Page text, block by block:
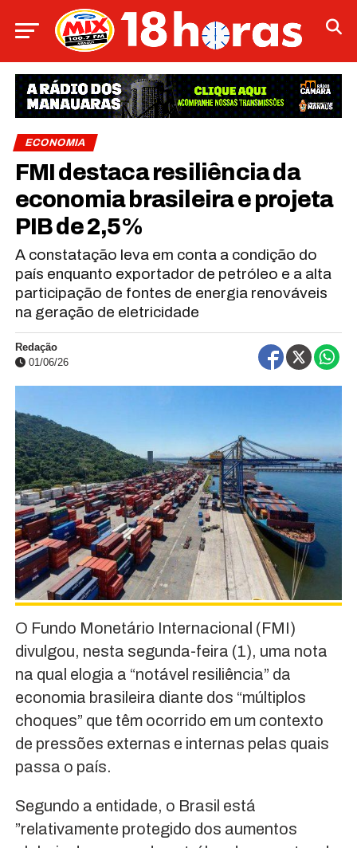
ECONOMIA
FMI destaca resiliência da
economia brasileira e projeta
PIB de 2,5%
A constatação leva em conta a condição do
país enquanto exportador de petróleo e a alta
participação de fontes de energia renováveis
na geração de eletricidade
Redação
01/06/26
O Fundo Monetário Internacional (FMI)
divulgou, nesta segunda-feira (1), uma nota
na qual elogia a “notável resiliência” da
economia brasileira diante dos “múltiplos
choques” que têm ocorrido em um contexto
de pressões externas e internas pelas quais
passa o país.
Segundo a entidade, o Brasil está
”relativamente protegido dos aumentos